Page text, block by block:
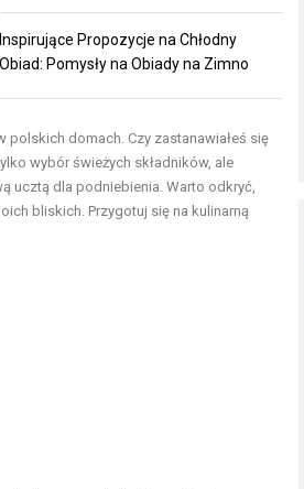
Inspirujące Propozycje na Chłodny
Obiad: Pomysły na Obiady na Zimno
polskich domach. Czy zastanawiałeś się
wybór świeżych składników, ale
ucztą dla podniebienia. Warto odkryć,
bliskich. Przygotuj się na kulinarną